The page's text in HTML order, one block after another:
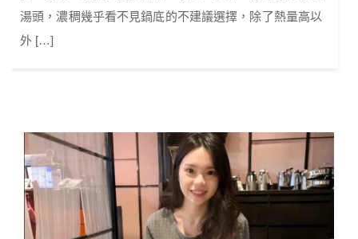
湯頭，濃稠幾乎看不見鍋底的不建議選擇，除了熱量高以
外 […]